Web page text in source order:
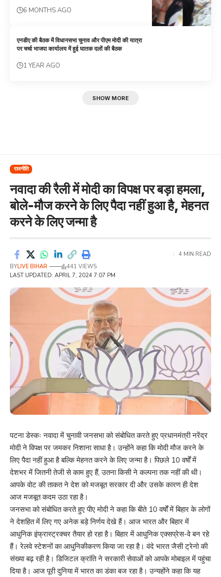
6 MONTHS AGO
एनडीए की बैठक में विधानसभा चुनाव और पीएम मोदी की यात्रा
पर चर्चा भाजपा कार्यालय में हुई घातक दलों की बैठक
1 YEAR AGO
SHOW MORE
राजनीति
नवादा की रैली में मोदी का विपक्ष पर बड़ा हमला,
बोले-मौज करने के लिए पैदा नहीं हुआ है, मेहनत
करने के लिए जन्मा है
LAST UPDATED: APRIL 7, 2024 7:07 PM
BYLIVE BIHAR 441 VIEWS
4 MIN READ
पटना डेस्कः नवादा में चुनावी जनसभा को संबोधित करते हुए प्रधानमंत्री नरेंद्र
मोदी ने विपक्ष पर जमकर निशाना साधा है। उन्होंने कहा कि मोदी मौज करने के
लिए पैदा नहीं हुआ है बल्कि मेहनत करने के लिए जन्मा है। पिछले 10 वर्षों में
देशभर में जितनी तेजी से काम हुए हैं, उतना किसी ने कल्पना तक नहीं की थी।
आपके वोट की ताकत ने देश को मजबूत सरकार दी और उसके कारण ही देश
आज मजबूत कदम उठा रहा है।
जनसभा को संबोधित करते हुए पीए मोदी ने कहा कि बीते 10 वर्षों में बिहार के लोगों
ने देशहित में लिए गए अनेक बड़े निर्णय देखे हैं। आज भारत और बिहार में
आधुनिक इंफ्रास्ट्रक्चर तैयार हो रहा है। बिहार में आधुनिक एक्सप्रेस-वे बन रहे
हैं। रेलवे स्टेशनों का आधुनिकीकरण किया जा रहा है। वंदे भारत जैसी ट्रेनो की
संख्या बढ़ रही है। डिजिटल क्रांति ने सरकारी सेवाओं को आपके मोबाइल में पहुंचा
दिया है। आज पूरी दुनिया में भारत का डंका बज रहा है। उन्यहोंने कहा कि यह